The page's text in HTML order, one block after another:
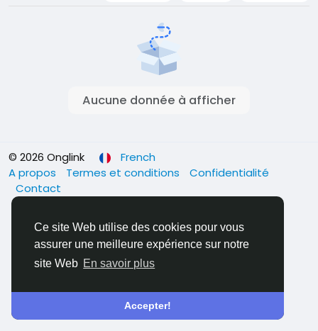
Ce site Web utilise des cookies pour vous
assurer une meilleure expérience sur notre
site Web En savoir plus
Accepter!
Aucune donnée à afficher
© 2026 Onglink
French
A propos
Termes et conditions
Confidentialité
Contact